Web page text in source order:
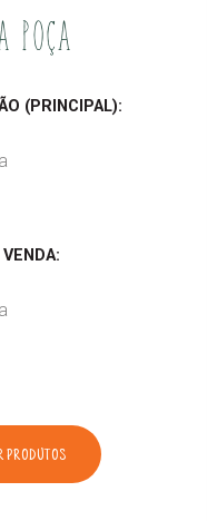
POÇA
(PRINCIPAL):
PRODUTOS